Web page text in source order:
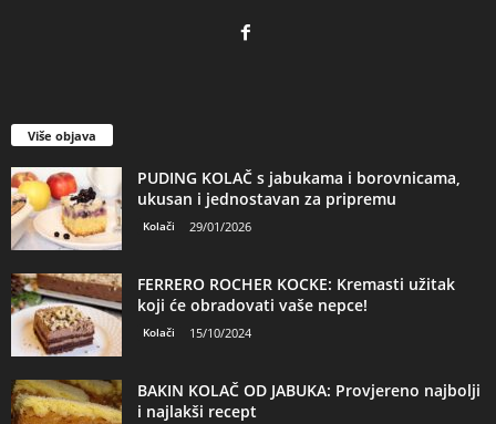
Više objava
PUDING KOLAČ s jabukama i borovnicama,
ukusan i jednostavan za pripremu
Kolači 29/01/2026
FERRERO ROCHER KOCKE: Kremasti užitak
koji će obradovati vaše nepce!
Kolači 15/10/2024
BAKIN KOLAČ OD JABUKA: Provjereno najbolji
i najlakši recept